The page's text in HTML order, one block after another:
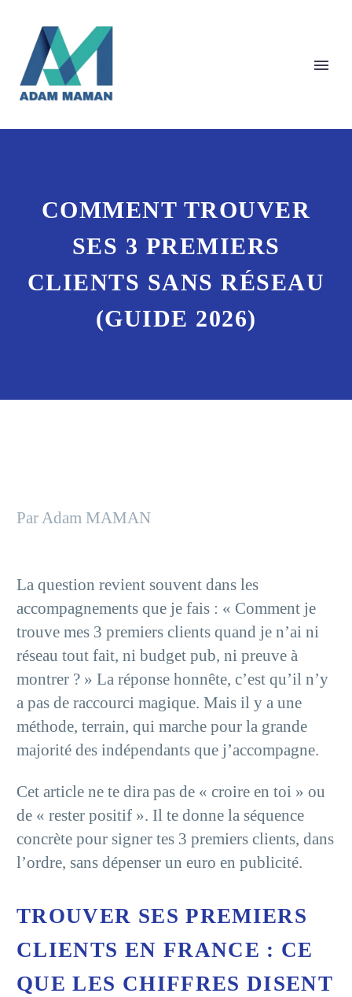
COMMENT TROUVER
SES 3 PREMIERS
CLIENTS SANS RÉSEAU
(GUIDE 2026)
Par Adam MAMAN
La question revient souvent dans les
accompagnements que je fais : « Comment je
trouve mes 3 premiers clients quand je n’ai ni
réseau tout fait, ni budget pub, ni preuve à
montrer ? » La réponse honnête, c’est qu’il n’y
a pas de raccourci magique. Mais il y a une
méthode, terrain, qui marche pour la grande
majorité des indépendants que j’accompagne.
Cet article ne te dira pas de « croire en toi » ou
de « rester positif ». Il te donne la séquence
concrète pour signer tes 3 premiers clients, dans
l’ordre, sans dépenser un euro en publicité.
TROUVER SES PREMIERS
CLIENTS EN FRANCE : CE
QUE LES CHIFFRES DISENT